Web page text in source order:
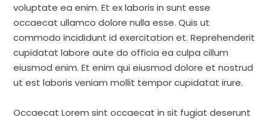
voluptate ea enim. Et ex laboris in sunt esse
occaecat ullamco dolore nulla esse. Quis ut
commodo incididunt id exercitation et. Reprehenderit
cupidatat labore aute do officia ea culpa cillum
eiusmod enim. Et enim qui eiusmod dolore et nostrud
ut est laboris veniam mollit tempor cupidatat irure.
Occaecat Lorem sint occaecat in sit fugiat deserunt